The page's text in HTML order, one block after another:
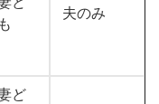
夫のみ
ど